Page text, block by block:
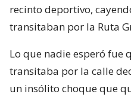
recinto deportivo,
transitaban por la Ruta
Lo que nadie esperó fue
transitaba por la calle
un insólito choque que